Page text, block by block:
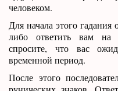
человеком.
Для начала этого
либо ответить вам на
спросите, что вас
временной период.
После этого